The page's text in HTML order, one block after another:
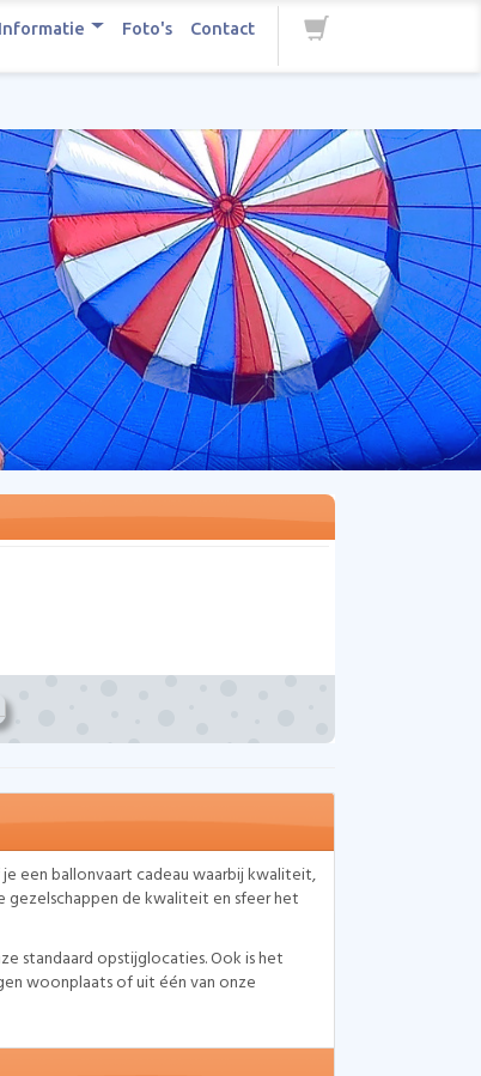
Informatie Foto's Contact
een ballonvaart cadeau waarbij kwaliteit,
gezelschappen de kwaliteit en sfeer het
standaard opstijglocaties. Ook is het
woonplaats of uit één van onze